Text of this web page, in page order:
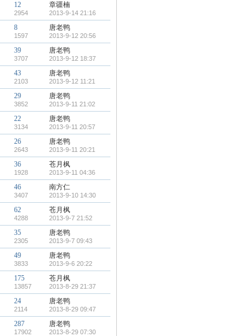
12
2954
章疆楠
2013-9-14 21:16
8
1597
唐老鸭
2013-9-12 20:56
39
3707
唐老鸭
2013-9-12 18:37
43
2103
唐老鸭
2013-9-12 11:21
29
3852
唐老鸭
2013-9-11 21:02
22
3134
唐老鸭
2013-9-11 20:57
26
2643
唐老鸭
2013-9-11 20:21
36
1928
苍月枫
2013-9-11 04:36
46
3407
南方仁
2013-9-10 14:30
62
4288
苍月枫
2013-9-7 21:52
35
2305
唐老鸭
2013-9-7 09:43
49
3833
唐老鸭
2013-9-6 20:22
175
13857
苍月枫
2013-8-29 21:37
24
2114
唐老鸭
2013-8-29 09:47
287
17902
唐老鸭
2013-8-29 07:30